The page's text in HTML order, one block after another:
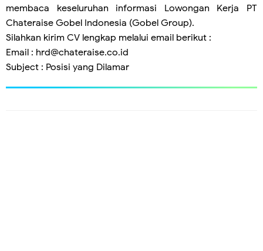
membaca keseluruhan informasi Lowongan Kerja PT
Chateraise Gobel Indonesia (Gobel Group).
Silahkan kirim CV lengkap melalui email berikut :
Email : hrd@chateraise.co.id
Subject : Posisi yang Dilamar